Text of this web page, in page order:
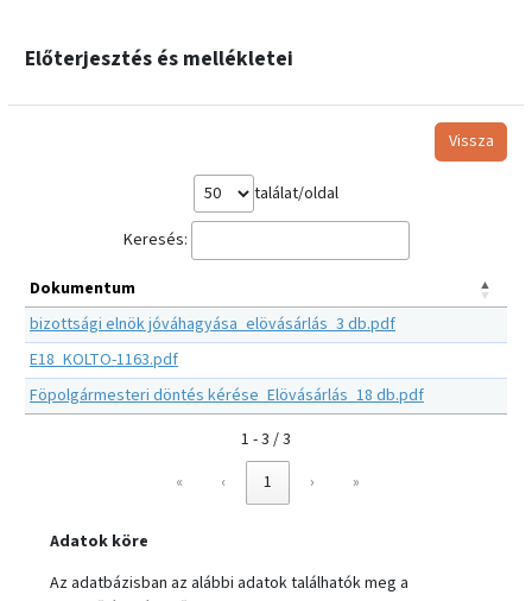
Előterjesztés és mellékletei
Vissza
találat/oldal
Keresés:
Dokumentum
bizottsági elnök jóváhagyása_elövásárlás_3 db.pdf
E18_KOLTO-1163.pdf
Föpolgármesteri döntés kérése_Elövásárlás_18 db.pdf
1 - 3 / 3
«
‹ 1 › »
Adatok köre
Az adatbázisban az alábbi adatok találhatók meg a